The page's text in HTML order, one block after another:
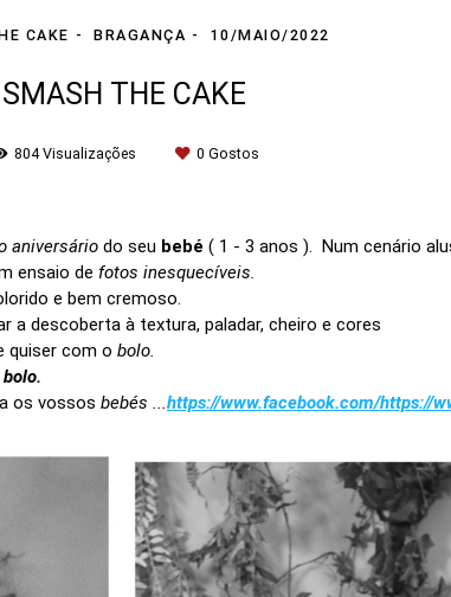
CAKE BRAGANÇA 10/MAIO/2022
SMASH THE CAKE
804Visualizações 0 Gostos
aniversário do seu bebé ( 1 - 3 anos ). Num cenário
ensaio de fotos inesquecíveis.
e bem cremoso.
a descoberta à textura, paladar, cheiro e cores
quiser com o bolo.
bolo.
os vossos bebés ... https://www.facebook.com/https://